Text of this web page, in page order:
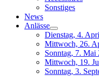
Sonstiges
News
Anlässe
Dienstag, 4.
Mittwoch, 26.
Sonntag, 7. Mai
Mittwoch, 19.
Sonntag, 3.